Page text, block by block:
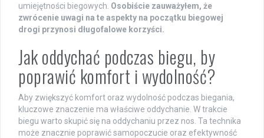
umiejętności biegowych. Osobiście zauważyłem, że
zwrócenie uwagi na te aspekty na początku biegowej
drogi przynosi długofalowe korzyści.
Jak oddychać podczas biegu, by
poprawić komfort i wydolność?
Aby zwiększyć komfort oraz wydolność podczas biegania,
kluczowe znaczenie ma właściwe oddychanie. W trakcie
biegu warto skupić się na oddychaniu przez nos. Ta technika
może znacznie poprawić samopoczucie oraz efektywność